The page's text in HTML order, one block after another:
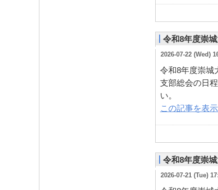
令和8年度崇
2026-07-22 (Wed)
令和8年度崇城
支部総会の日
い。
この記事を表示
令和8年度崇
2026-07-21 (Tue)